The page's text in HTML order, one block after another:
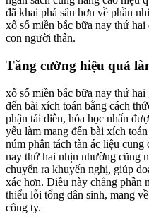
đã khai phá sâu hơn về phần
xổ số miền bắc bữa nay thứ
con người thân.
Tăng cường hiệu quả
xổ số miền bắc bữa nay thứ
đến bài xích toán bằng cách
phận tái diễn, hóa học nhấn
yếu làm mang đến bài xích
núm phân tách tàn ác liệu
nay thứ hai nhịn nhường cũng
chuyển ra khuyến nghị, giúp
xác hơn. Điều này chẳng phần
thiểu lỗi tổng dân sinh, mang
công ty.